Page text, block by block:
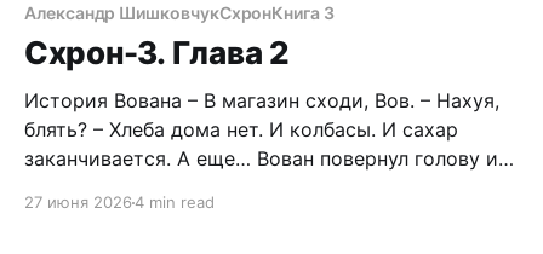
ни оружия. Я словно персонаж нулевого уровня.
Фигня, знания и
Александр ШишковчукСхронКнига 3
Схрон-3. Глава 2
История Вована – В магазин сходи, Вов. – Нахуя,
блять? – Хлеба дома нет. И колбасы. И сахар
заканчивается. А еще… Вован повернул голову и
27 июня 20264 min read